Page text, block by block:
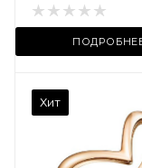
ТРЦ
Хит
Марка
Фианит